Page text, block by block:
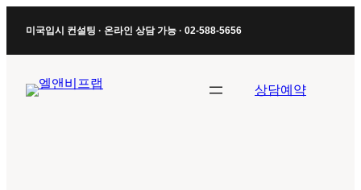
츠
미국입시 컨설팅 · 온라인 상담 가능 · 02-588-5656
상담예약